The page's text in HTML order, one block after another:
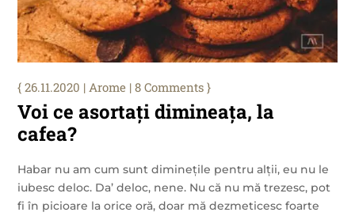
Voi ce asortați dimineața, la
cafea?
26.11.2020 |Arome | 8 Comments
Habar nu am cum sunt diminețile pentru alții, eu nu le
iubesc deloc. Da’ deloc, nene. Nu că nu mă trezesc, pot
fi în picioare la orice oră, doar mă dezmeticesc foarte